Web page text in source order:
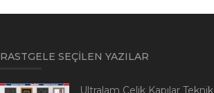
RASTGELE SEÇILEN YAZILAR
Ultralam Çelik Kapılar Teknik